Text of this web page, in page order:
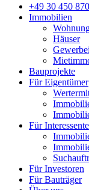
+49 30 450
Immobilien
Häuser
Bauprojekte
Für Eigentümer
Für
Für Investoren
Für Bauträger